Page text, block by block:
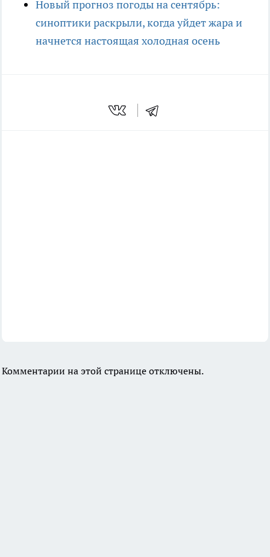
Новый прогноз погоды на сентябрь:
синоптики раскрыли, когда уйдет жара и
начнется настоящая холодная осень
Комментарии на этой странице отключены.